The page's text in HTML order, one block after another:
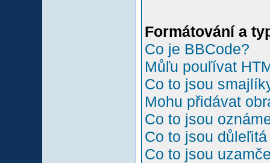
Formátování a
Co je BBCode?
Můľu pouľívat
Co to jsou
Mohu přidávat
Co to jsou
Co to jsou
Co to jsou